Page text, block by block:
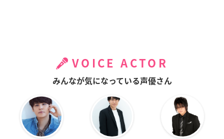
VOICE ACTOR
みんなが気になっている声優さん